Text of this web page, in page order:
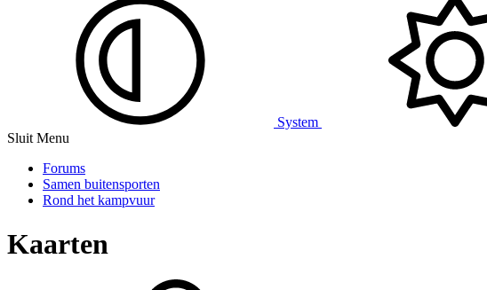
System
Sluit Menu
Forums
Samen buitensporten
Rond het kampvuur
Kaarten